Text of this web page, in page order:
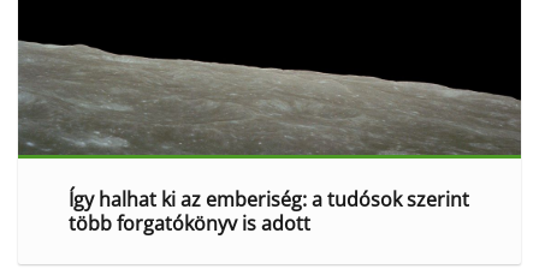
Így halhat ki az emberiség: a tudósok szerint
több forgatókönyv is adott